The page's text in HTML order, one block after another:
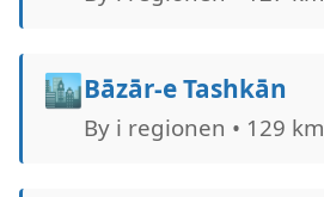
🏙️Bāzār-e Tashkān
By i regionen • 129 km